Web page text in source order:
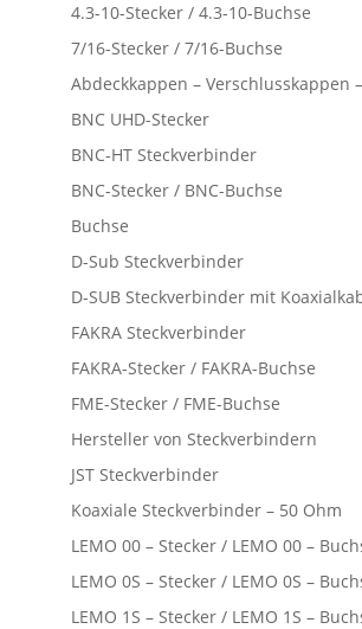
4.3-10-Stecker / 4.3-10-Buchse
7/16-Stecker / 7/16-Buchse
Abdeckkappen – Verschlusskappen
BNC UHD-Stecker
BNC-HT Steckverbinder
BNC-Stecker / BNC-Buchse
Buchse
D-Sub Steckverbinder
D-SUB Steckverbinder mit
FAKRA Steckverbinder
FAKRA-Stecker / FAKRA-Buchse
FME-Stecker / FME-Buchse
Hersteller von Steckverbindern
JST Steckverbinder
Koaxiale Steckverbinder – 50 Ohm
LEMO 00 – Stecker / LEMO 00 –
LEMO 0S – Stecker / LEMO 0S –
LEMO 1S – Stecker / LEMO 1S –